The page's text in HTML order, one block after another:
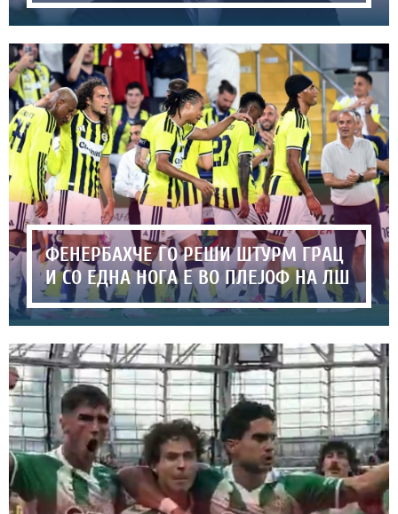
ФЕНЕРБАХЧЕ ГО РЕШИ ШТУРМ ГРАЦ
И СО ЕДНА НОГА Е ВО ПЛЕЈОФ НА ЛШ